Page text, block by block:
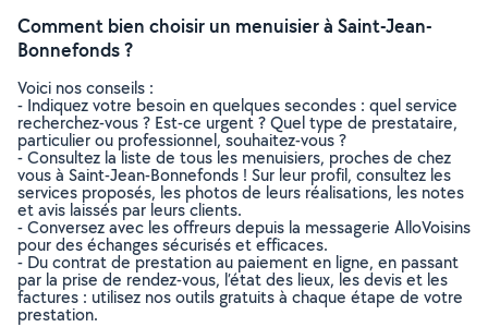
Comment bien choisir un menuisier à Saint-Jean-
Bonnefonds ?
Voici nos conseils :
- Indiquez votre besoin en quelques secondes : quel service
recherchez-vous ? Est-ce urgent ? Quel type de prestataire,
particulier ou professionnel, souhaitez-vous ?
- Consultez la liste de tous les menuisiers, proches de chez
vous à Saint-Jean-Bonnefonds ! Sur leur profil, consultez les
services proposés, les photos de leurs réalisations, les notes
et avis laissés par leurs clients.
- Conversez avec les offreurs depuis la messagerie AlloVoisins
pour des échanges sécurisés et efficaces.
- Du contrat de prestation au paiement en ligne, en passant
par la prise de rendez-vous, l’état des lieux, les devis et les
factures : utilisez nos outils gratuits à chaque étape de votre
prestation.